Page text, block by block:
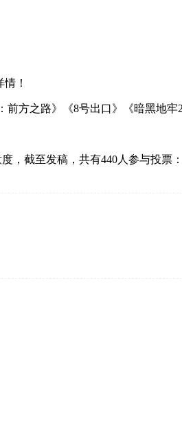
！
前方之路》《8号出口》《暗黑地
，截至发稿，共有440人参与投票